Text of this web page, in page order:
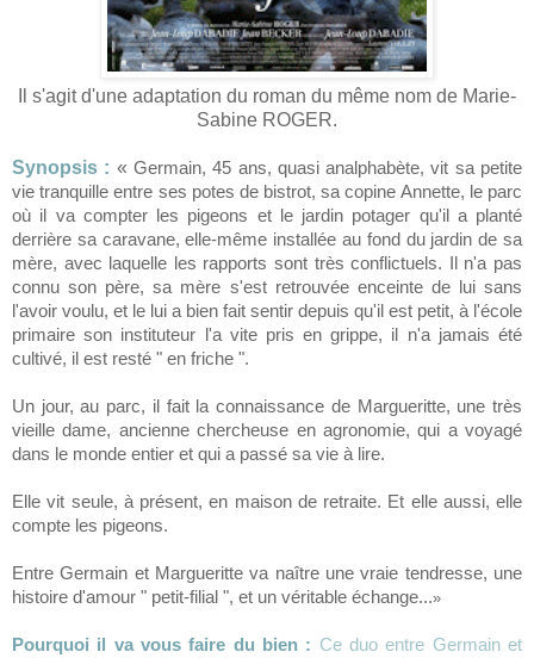
Il s'agit d'une adaptation du roman du même nom de Marie-
Sabine ROGER.
Synopsis : « Germain, 45 ans, quasi analphabète, vit sa petite
vie tranquille entre ses potes de bistrot, sa copine Annette, le parc
où il va compter les pigeons et le jardin potager qu'il a planté
derrière sa caravane, elle-même installée au fond du jardin de sa
mère, avec laquelle les rapports sont très conflictuels. Il n'a pas
connu son père, sa mère s'est retrouvée enceinte de lui sans
l'avoir voulu, et le lui a bien fait sentir depuis qu'il est petit, à l'école
primaire son instituteur l'a vite pris en grippe, il n'a jamais été
cultivé, il est resté " en friche ".
Un jour, au parc, il fait la connaissance de Margueritte, une très
vieille dame, ancienne chercheuse en agronomie, qui a voyagé
dans le monde entier et qui a passé sa vie à lire.
Elle vit seule, à présent, en maison de retraite. Et elle aussi, elle
compte les pigeons.
Entre Germain et Margueritte va naître une vraie tendresse, une
histoire d'amour " petit-filial ", et un véritable échange...»
Pourquoi il va vous faire du bien : Ce duo entre Germain et